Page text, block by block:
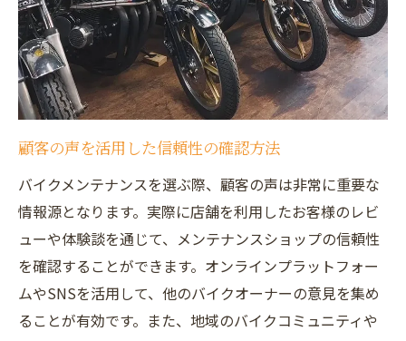
振動を抑えるメンテナンスのテクニック
雨天時のメンテナンスで安全性を確保
快適性を追求したシートのカスタマイズ
騒音対策による快適なライドの実現
ライダーに合わせたカスタムの提案
ンテナンス
長期使用に耐える部品選びのポイント
持続可能なバイクライフを支える定期メン
テナンス
保管方法がバイクの寿命に与える影響
顧客の声を活用した信頼性の確認方法
バイクメンテナンスを選ぶ際、顧客の声は非常に重要な
情報源となります。実際に店舗を利用したお客様のレビ
ューや体験談を通じて、メンテナンスショップの信頼性
を確認することができます。オンラインプラットフォー
ムやSNSを活用して、他のバイクオーナーの意見を集め
ることが有効です。また、地域のバイクコミュニティや